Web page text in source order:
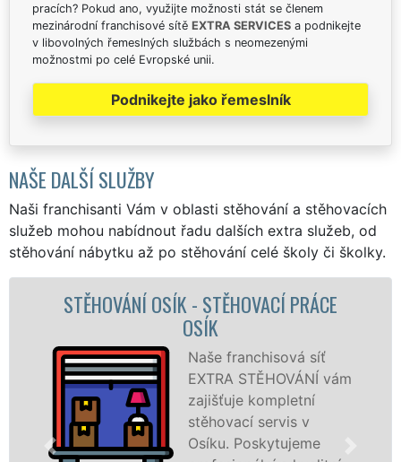
pracích? Pokud ano, využijte možnosti stát se členem
mezinárodní franchisové sítě EXTRA SERVICES a podnikejte
v libovolných řemeslných službách s neomezenými
možnostmi po celé Evropské unii.
Podnikejte jako řemeslník
NAŠE DALŠÍ SLUŽBY
Naši franchisanti Vám v oblasti stěhování a stěhovacích
služeb mohou nabídnout řadu dalších extra služeb, od
stěhování nábytku až po stěhování celé školy či školky.
STĚHOVÁNÍ OSÍK - STĚHOVACÍ PRÁCE
Naše franchisová síť
EXTRA STĚHOVÁNÍ vám
zajišťuje kompletní
stěhovací servis v
Osíku. Poskytujeme